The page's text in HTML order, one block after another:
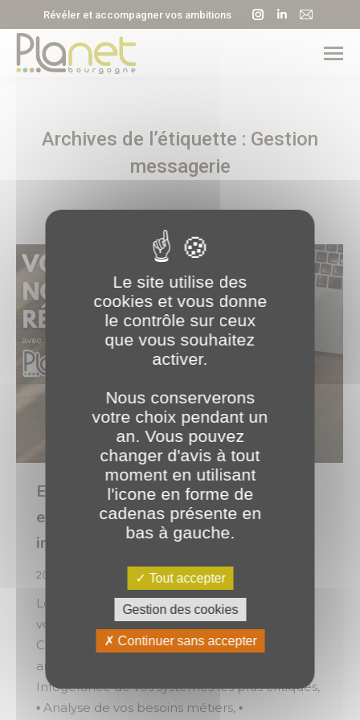
Révéler et accompagner vos ambitions
La
page
Instagram
nouvelle
La
page
LinkedIn
nouvelle
La
page
E-
une
Archives de l’étiquette : Gestion
messagerie
En cette nouvelle année, réalisons
ensemble vos nouvelles résolutions
informatiques 🚀
2024 Paro.brotel 9 janvier 2024
Les équipes de PLANET Bourgogne, peuvent
vous accompagner sur un large périmètre : ▪
Conception et mise en œuvre de vos
architectures web, ▪ Hébergement et
Infogérance de vos systèmes les plus critiques,
▪ Analyse de vos besoins métiers, ▪
Le site utilise des
cookies et vous donne
le contrôle sur ceux
que vous souhaitez
activer.
Nous conserverons
votre choix pendant un
an. Vous pouvez
changer d'avis à tout
moment en utilisant
l'icone en forme de
cadenas présente en
bas à gauche.
Tout accepter
Gestion des cookies
Continuer sans accepter